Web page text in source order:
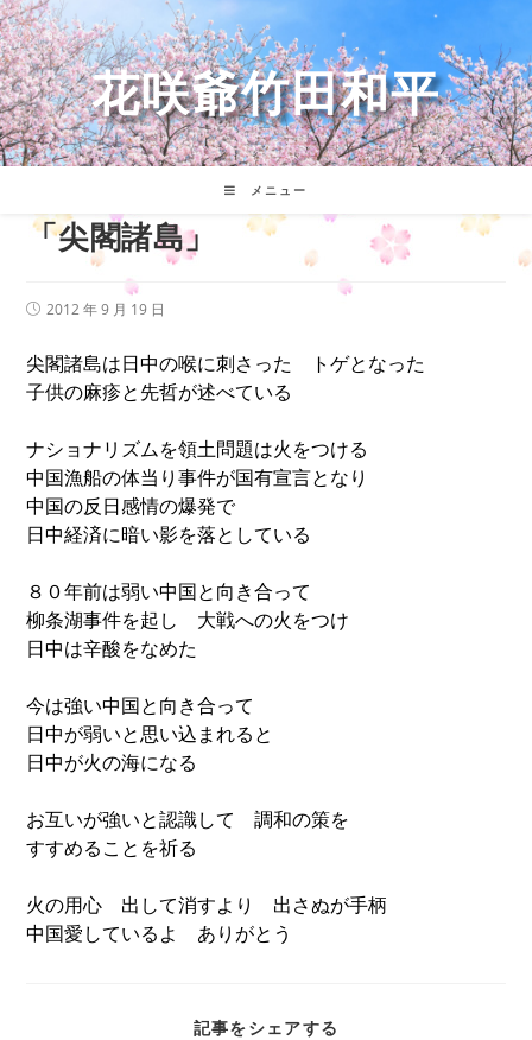
コ
ン
テ
ン
ツ
へ
ス
花咲爺竹田和平
メニュー
「尖閣諸島」
投
開
日:
2012 年 9 月 19 日
尖閣諸島は日中の喉に刺さった トゲとなった
子供の麻疹と先哲が述べている
ナショナリズムを領土問題は火をつける
中国漁船の体当り事件が国有宣言となり
中国の反日感情の爆発で
日中経済に暗い影を落としている
８０年前は弱い中国と向き合って
柳条湖事件を起し 大戦への火をつけ
日中は辛酸をなめた
今は強い中国と向き合って
日中が弱いと思い込まれると
日中が火の海になる
お互いが強いと認識して 調和の策を
すすめることを祈る
火の用心 出して消すより 出さぬが手柄
中国愛しているよ ありがとう
記事をシェアする